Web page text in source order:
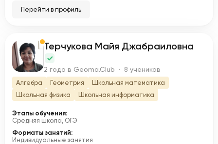
Перейти в профиль
Т Терчукова Майя Джабраиловна
2 года в Geoma.Club · 8 учеников
Алгебра Геометрия
Школьная математика
Школьная физика
Школьная информатика
Этапы обучения:
Средняя школа, ОГЭ
Форматы занятий:
Индивидуальные занятия